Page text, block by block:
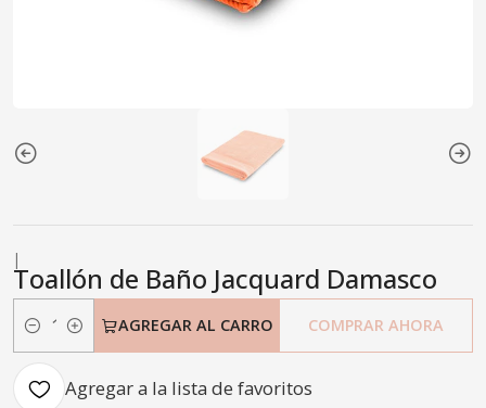
|
Toallón de Baño Jacquard Damasco
Cantidad
AGREGAR AL CARRO COMPRAR AHORA
Agregar a la lista de favoritos